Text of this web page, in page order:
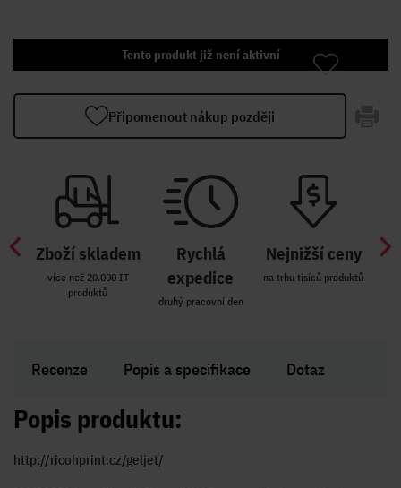
Tento produkt již není aktivní
Připomenout nákup později
Zboží skladem
více než 20.000 IT
produktů
Rychlá
expedice
druhý pracovní den
Nejnižší ceny
na trhu tisíců produktů
Recenze Popis a specifikace Dotaz
Popis produktu:
http://ricohprint.cz/geljet/